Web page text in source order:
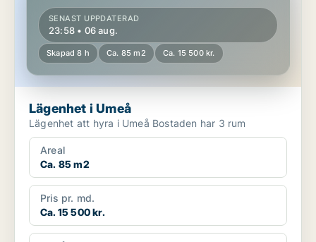
SENAST UPPDATERAD
23:58 • 06 aug.
Skapad 8 h Ca. 85 m2 Ca. 15 500 kr.
Lägenhet i Umeå
Lägenhet att hyra i Umeå Bostaden har 3 rum
Areal
Ca. 85 m2
Pris pr. md.
Ca. 15 500 kr.